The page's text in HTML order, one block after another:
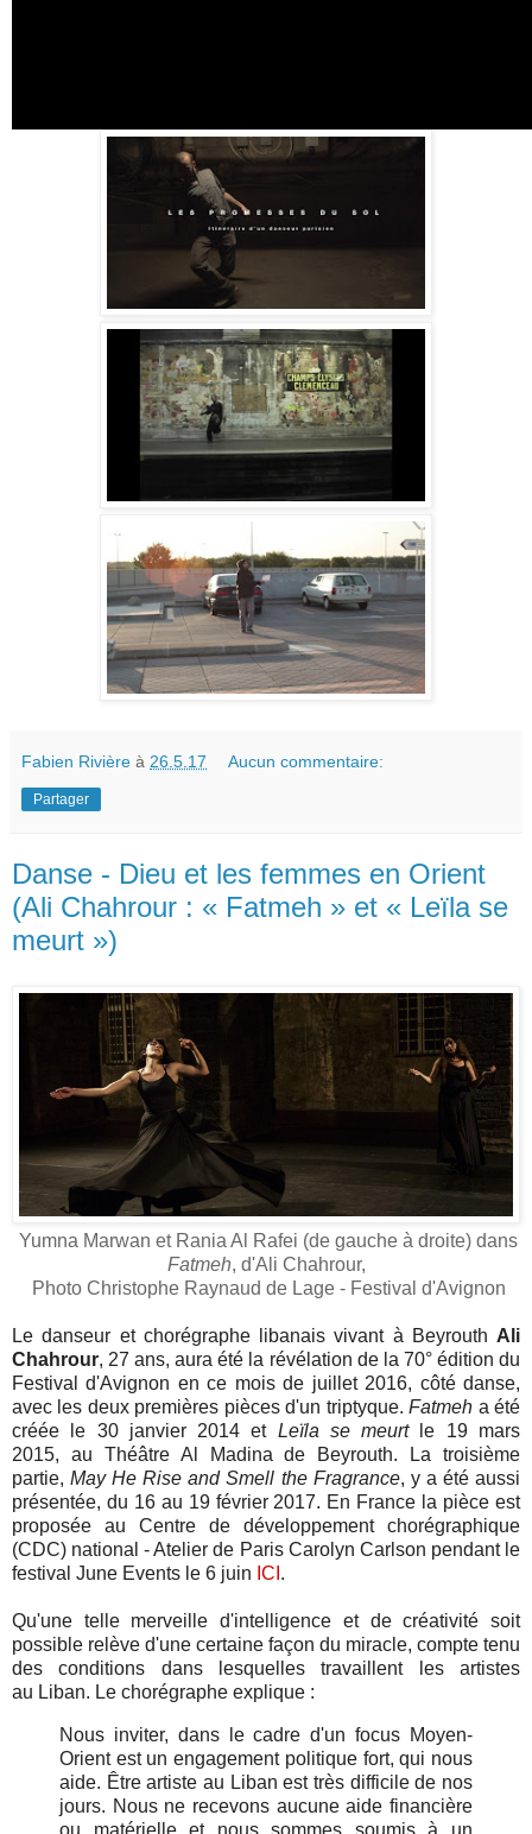
Fabien Rivière à 26.5.17 Aucun commentaire:
Partager
Danse - Dieu et les femmes en Orient
(Ali Chahrour : « Fatmeh » et « Leïla se
meurt »)
Yumna Marwan et Rania Al Rafei (de gauche à droite) dans
Fatmeh, d'Ali Chahrour,
Photo Christophe Raynaud de Lage - Festival d'Avignon
Le danseur et chorégraphe libanais vivant à Beyrouth Ali
Chahrour, 27 ans, aura été la révélation de la 70° édition du
Festival d'Avignon en ce mois de juillet 2016, côté danse,
avec les deux premières pièces d'un triptyque.Fatmeh a été
créée le 30 janvier 2014 et Leïla se meurtle 19 mars
2015, au Théâtre Al Madina de Beyrouth. La troisième
partie,May He Rise and Smell the Fragrance, y a été aussi
présentée, du 16 au 19 février 2017. En France la pièce est
proposée au Centre de développement chorégraphique
(CDC) national - Atelier de Paris Carolyn Carlson pendant le
festival June Events le 6 juin ICI .
Qu'une telle merveille d'intelligence et de créativité soit
possible relève d'une certaine façon du miracle, compte tenu
des conditions dans lesquelles travaillent les artistes
au Liban. Le chorégraphe explique :
Nous inviter, dans le cadre d'un focus Moyen-
Orient est un engagement politique fort, qui nous
aide. Être artiste au Liban est très difficile de nos
jours. Nous ne recevons aucune aide financière
ou matérielle et nous sommes soumis à un